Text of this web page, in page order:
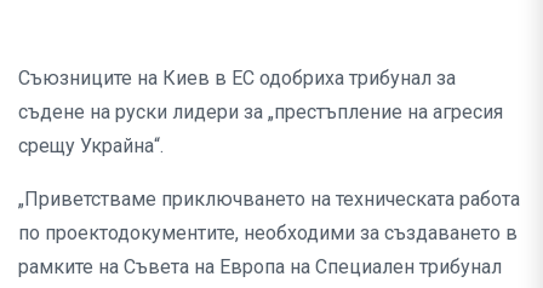
Съюзниците на Киев в ЕС одобриха трибунал за
съдене на руски лидери за „престъпление на агресия
срещу Украйна“.
„Приветстваме приключването на техническата работа
по проектодокументите, необходими за създаването в
рамките на Съвета на Европа на Специален трибунал